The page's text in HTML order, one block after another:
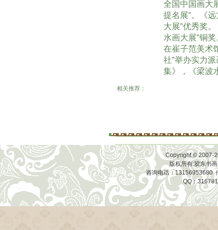
全国中国画大
提名展”。《
大展”优秀奖
水画大展”铜
在崔子范美术
社”举办实力
集》，《梁波
相关推荐：
Copyright © 2007-
版权所有:胶东书
咨询电话：13156953680
QQ：